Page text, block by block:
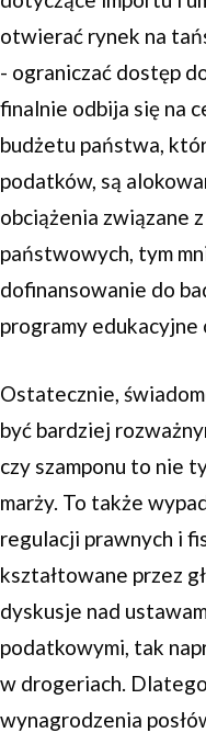
otwierać rynek na
- ograniczać dostęp
finalnie odbija się na
budżetu państwa,
podatków, są
obciążenia związane
państwowych, tym
dofinansowanie do
programy edukacyjne
Ostatecznie,
być bardziej
czy szamponu to nie
marży. To także
regulacji prawnych i
kształtowane przez
dyskusje nad
podatkowymi, tak
w drogeriach.
wynagrodzenia